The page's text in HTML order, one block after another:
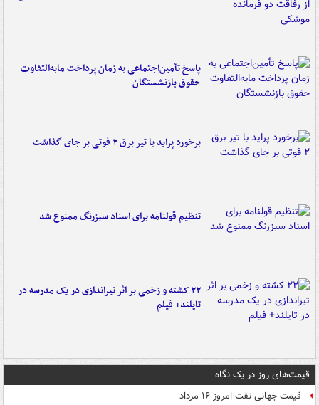
پاسخ تأمین‌اجتماعی به زمان پرداخت مابه‌التفاوت
حقوق بازنشستگان
برخورد پراید با تیر برق ۲ فوتی بر جای گذاشت
تنظیم قولنامه برای اسناد سبزرنگ ممنوع شد
۲۲ کشته و زخمی بر اثر تیراندازی در یک مدرسه در
تایلند+ فیلم
قیمت‌های روز در یک نگاه
قیمت جهانی نفت امروز ۱۶ مرداد